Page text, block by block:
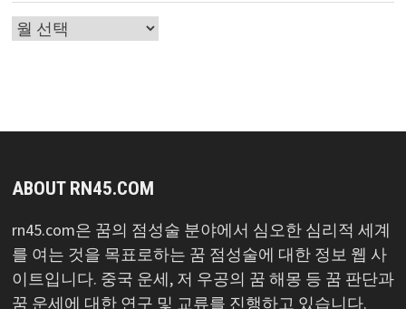
글
ABOUT RN45.COM
rn45.com은 꿈의 점성술 분야에서 심오한 심리적 세계
를 여는 것을 목표로하는 꿈 점성술에 대한 정보 웹 사
이트입니다. 중국 운세, 저 우공의 꿈 해몽 등 꿈 판단과
꿈 운세에 대한 연구 및 교류를 진행하고 있습니다.